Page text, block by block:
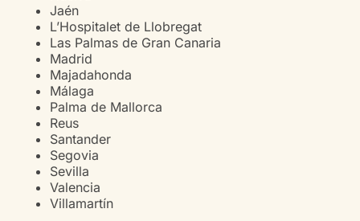
Jaén
L’Hospitalet de Llobregat
Las Palmas de Gran Canaria
Madrid
Majadahonda
Málaga
Palma de Mallorca
Reus
Santander
Segovia
Sevilla
Valencia
Villamartín